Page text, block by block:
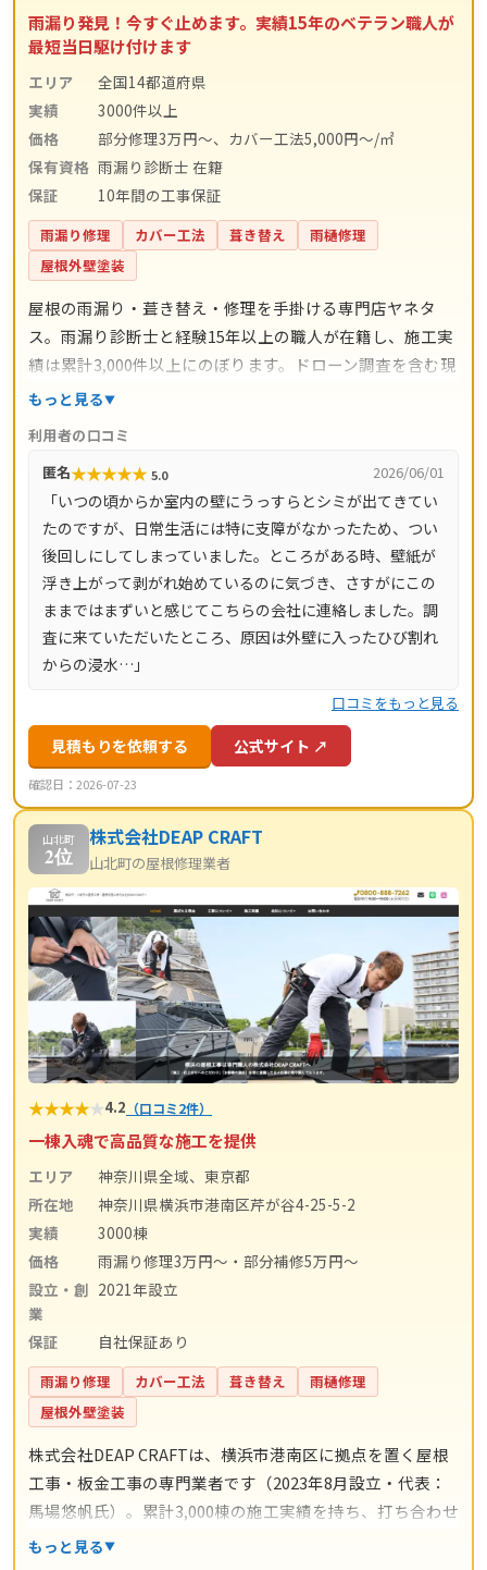
雨漏り発見！今すぐ止めます。実績15年のベテラン職人が
最短当日駆け付けます
エリア
全国14都道府県
実績
3000件以上
価格
部分修理3万円～、カバー工法5,000円～/㎡
保有資格 雨漏り診断士 在籍
保証
10年間の工事保証
雨漏り修理 カバー工法 葺き替え
雨樋修理
屋根外壁塗装
屋根の雨漏り・葺き替え・修理を手掛ける専門店ヤネタ
ス。雨漏り診断士と経験15年以上の職人が在籍し、施工実
績は累計3,000件以上にのぼります。ドローン調査を含む現
地調査・お見積り・出張費は無料。瓦ずれ直し1,500円〜/
㎡と料金の目安が明確で、自社職人の直接施工により中間
マージンがかかりません。施工後は10年間の工事保証付
き。東京都・神奈川県・埼玉県・千葉県・茨城県・栃木
県・群馬県など全国14都道府県に対応し、LINE・メールは
24時間受付、最短当日にお伺いします。
もっと見る
利用者の口コミ
匿名★★★★★ 5.0 2026/06/01
「いつの頃からか室内の壁にうっすらとシミが出てきてい
たのですが、日常生活には特に支障がなかったため、つい
後回しにしてしまっていました。ところがある時、壁紙が
浮き上がって剥がれ始めているのに気づき、さすがにこの
ままではまずいと感じてこちらの会社に連絡しました。調
査に来ていただいたところ、原因は外壁に入ったひび割れ
からの浸水…」
口コミをもっと見る
見積もりを依頼する 公式サイト ↗
確認日：2026-07-23
山北町
2位
株式会社DEAP CRAFT
山北町の屋根修理業者
★★★★★4.2 （口コミ2件）
一棟入魂で高品質な施工を提供
エリア
神奈川県全域、東京都
所在地
神奈川県横浜市港南区芹が谷4-25-5-2
実績
3000棟
価格
雨漏り修理3万円〜・部分補修5万円〜
設立・創
業
2021年設立
保証 自社保証あり
雨漏り修理 カバー工法 葺き替え
雨樋修理
屋根外壁塗装
株式会社DEAP CRAFTは、横浜市港南区に拠点を置く屋根
工事・板金工事の専門業者です（2023年8月設立・代表：
馬場悠帆氏）。累計3,000棟の施工実績を持ち、打ち合わせ
からアフターサポートまで自社スタッフが一貫対応。仲介
もっと見る